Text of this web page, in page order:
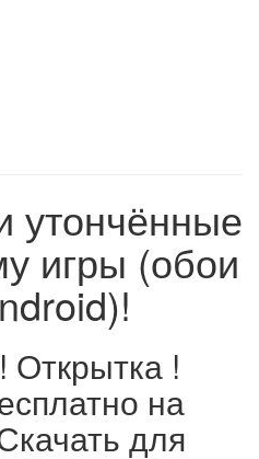
игры (обои
Открытка !
на
для